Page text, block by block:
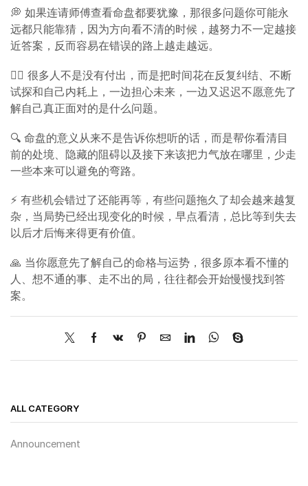
💭 如果连请师傅查看命盘都要犹豫，那很多问题你可能永
远都只能靠猜，因为方向看不清的时候，越努力不一定越接
近答案，反而容易在错误的路上越走越远。
😮‍💨 很多人不是没有付出，而是把时间花在反复纠结、不断
试探和自己内耗上，一边担心未来，一边又迟迟不愿意先了
解自己真正面对的是什么问题。
🔍 命盘的意义从来不是告诉你想听的话，而是帮你看清目
前的处境、隐藏的阻碍以及接下来该把力气放在哪里，少走
一些本来可以避免的弯路。
⚡ 有些机会错过了还能再等，有些问题拖久了却会越来越复
杂，当局势已经出现变化的时候，早点看清，总比等到失去
以后才后悔来得更有价值。
🙏 当你愿意先了解自己的命格与运势，很多原本看不懂的
人、想不通的事、走不出的局，往往都会开始慢慢找到答
案。
ALL CATEGORY
Announcement